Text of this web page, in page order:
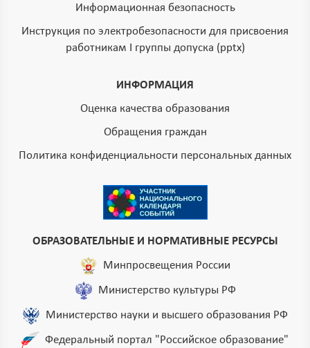
Информационная безопасность
Инструкция по электробезопасности для присвоения
работникам I группы допуска (pptx)
ИНФОРМАЦИЯ
Оценка качества образования
Обращения граждан
Политика конфиденциальности персональных данных
ОБРАЗОВАТЕЛЬНЫЕ И НОРМАТИВНЫЕ РЕСУРСЫ
Минпросвещения России
Министерство культуры РФ
Министерство науки и высшего образования РФ
Федеральный портал "Российское образование"